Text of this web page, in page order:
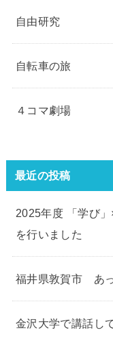
自由研究
自転車の旅
４コマ劇場
最近の投稿
2025年度 「学び
を行いました
福井県敦賀市 あ
金沢大学で講話し